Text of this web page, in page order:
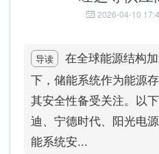
2026-04-10
导读
在全球能源结构
下，储能系统作为能源
其安全性备受关注。以
迪、宁德时代、阳光电
能系统安...